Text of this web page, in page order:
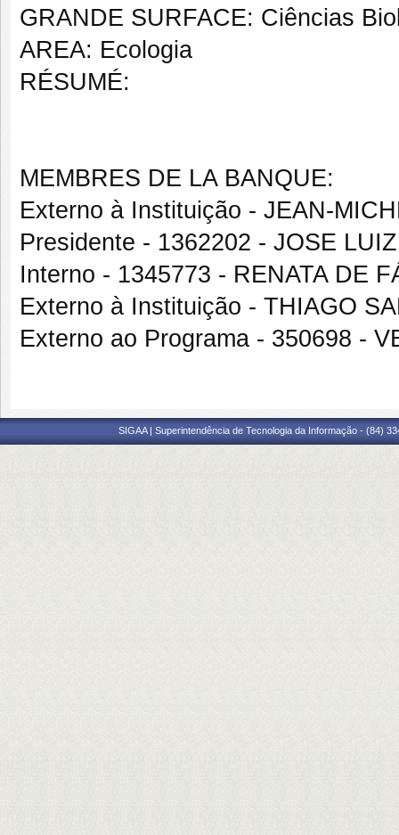
GRANDE SURFACE: Ciências
AREA: Ecologia
RÉSUMÉ:
MEMBRES DE LA BANQUE:
Externo à Instituição - JEAN-
Presidente - 1362202 - JOSE
Interno - 1345773 - RENATA DE
Externo à Instituição - THIAGO
Externo ao Programa - 350698 -
SIGAA | Superintendência de Tecnologia da Informação - (84)